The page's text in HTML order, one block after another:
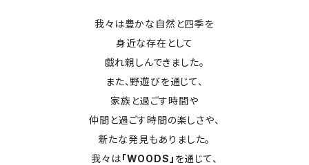
我々は豊かな自然と四季を
身近な存在として
戯れ親しんできました。
また、野遊びを通じて、
家族と過ごす時間や
仲間と過ごす時間の楽しさや、
新たな発見もありました。
我々は「WOODS」 を通じて、